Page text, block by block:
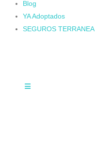
Blog
YA Adoptados
SEGUROS TERRANEA